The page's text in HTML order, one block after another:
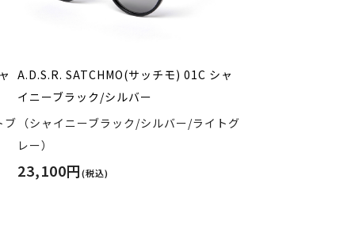
ブ
A.D.S.R. SATCHMO(サッチモ) 01C シャ
イニーブラック/シルバー
（シャイニーブラック/シルバー/ライトグ
レー）
23,100円(税込)